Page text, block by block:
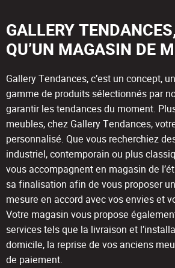
GALLERY
QU’UN MAGASIN DE
Gallery Tendances, c’est un concept,
gamme de produits sélectionnés par
garantir les tendances du moment.
meubles, chez Gallery Tendances,
personnalisé. Que vous recherchiez
industriel, contemporain ou plus
vous accompagnent en magasin de
sa finalisation afin de vous proposer
mesure en accord avec vos envies et
Votre magasin vous propose
services tels que la livraison et
domicile, la reprise de vos anciens
de paiement.